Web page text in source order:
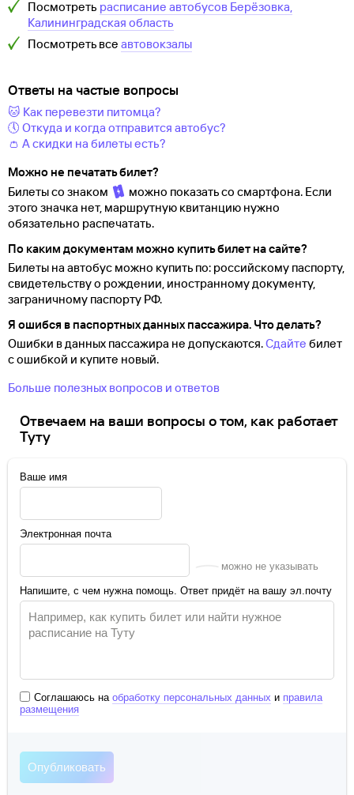
Посмотреть расписание автобусов Берёзовка,
Калининградская область
Посмотреть все автовокзалы
Ответы на частые вопросы
🐱 Как перевезти питомца?
🕔 Откуда и когда отправится автобус?
👛 А скидки на билеты есть?
Можно не печатать билет?
Билеты со знаком
можно показать со смартфона. Если
этого значка нет, маршрутную квитанцию нужно
обязательно распечатать.
По каким документам можно купить билет на сайте?
Билеты на автобус можно купить по: российскому паспорту,
свидетельству о рождении, иностранному документу,
заграничному паспорту РФ.
Я ошибся в паспортных данных пассажира. Что делать?
Ошибки в данных пассажира не допускаются.Сдайте билет
с ошибкой и купите новый.
Больше полезных вопросов и ответов
Отвечаем на ваши вопросы о том, как работает
Туту
Ваше имя
Электронная почта
можно не указывать
Напишите, с чем нужна помощь. Ответ придёт на вашу эл.почту
Соглашаюсь на обработку персональных данных и правила
размещения